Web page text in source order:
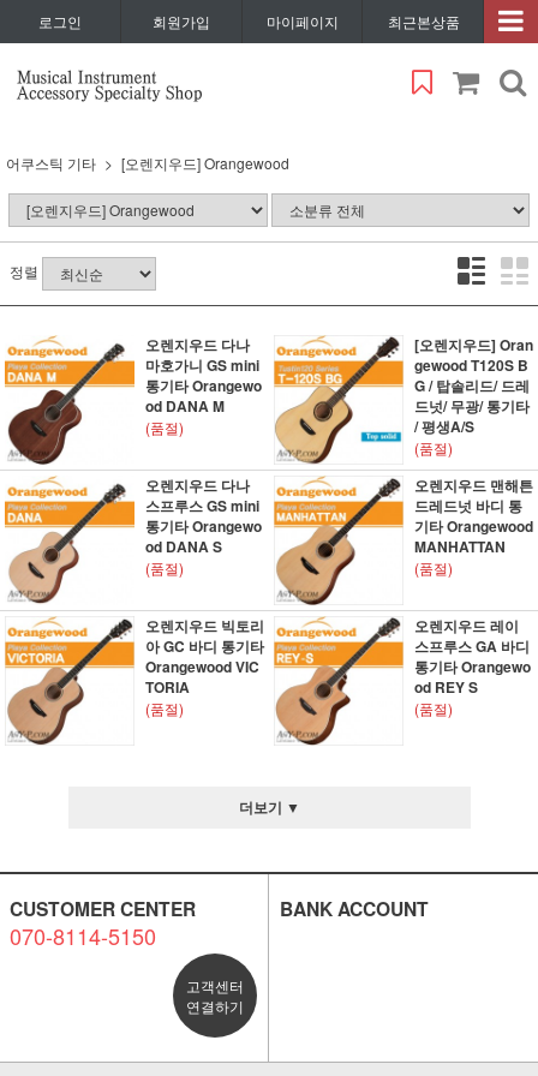
로그인 회원가입 마이페이지 최근본상품
어쿠스틱 기타 [오렌지우드] Orangewood
정렬
오렌지우드 다나
마호가니 GS mini
통기타 Orangewo
od DANA M
(품절)
[오렌지우드] Oran
gewood T120S B
G / 탑솔리드/ 드레
드넛/ 무광/ 통기타
/ 평생A/S
(품절)
오렌지우드 다나
스프루스 GS mini
통기타 Orangewo
od DANA S
(품절)
오렌지우드 맨해튼
드레드넛 바디 통
기타 Orangewood
MANHATTAN
(품절)
오렌지우드 빅토리
아 GC 바디 통기타
Orangewood VIC
TORIA
(품절)
오렌지우드 레이
스프루스 GA 바디
통기타 Orangewo
od REY S
(품절)
더보기 ▼
CUSTOMER CENTER
070-8114-5150
고객센터
연결하기
BANK ACCOUNT